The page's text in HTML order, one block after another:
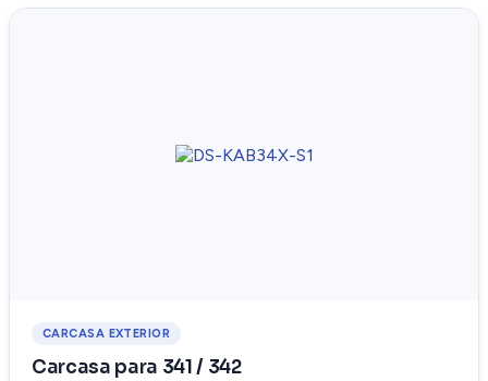
CARCASA EXTERIOR
Carcasa para 341 / 342